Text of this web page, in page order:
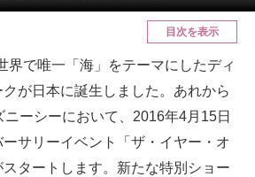
ページ
レンド
選べる
目次を表示
で唯一「海」をテーマにしたディ
が日本に誕生しました。あれから
ーシーにおいて、2016年4月15日
サリーイベント「ザ・イヤー・オ
タートします。新たな特別ショー